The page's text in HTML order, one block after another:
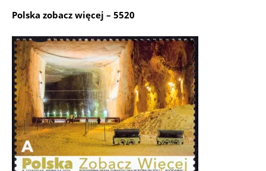
Polska zobacz więcej – 5520